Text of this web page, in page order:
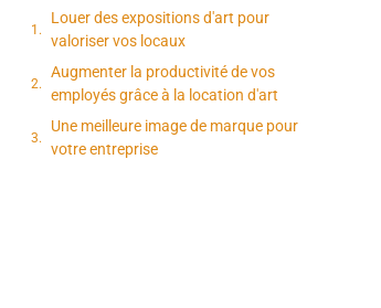
Louer des expositions d'art pour
valoriser vos locaux
Augmenter la productivité de vos
employés grâce à la location d'art
Une meilleure image de marque pour
votre entreprise